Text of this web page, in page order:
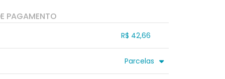
PAGAMENTO
R$ 42,66
Parcelas